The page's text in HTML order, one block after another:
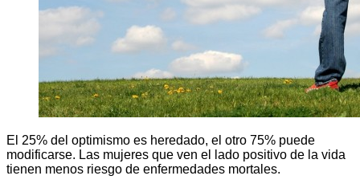
El 25% del optimismo es heredado, el otro 75% puede
modificarse. Las mujeres que ven el lado positivo de la vida
tienen menos riesgo de enfermedades mortales.